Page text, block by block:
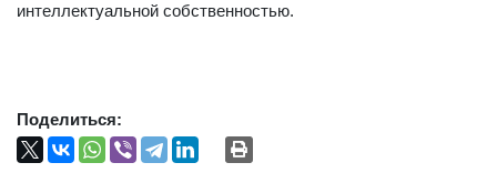
интеллектуальной собственностью.
Поделиться: